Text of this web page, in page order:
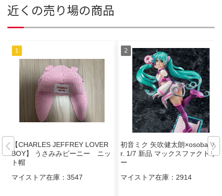
近くの売り場の商品
【CHARLES JEFFREY LOVER
BOY】 うさみみビーニー ニッ
ト帽
マイストア在庫： 3547
初音ミク 矢吹健太朗×osoba Ve
r. 1/7 新品 マックスファクトリ
ー
マイストア在庫： 2914